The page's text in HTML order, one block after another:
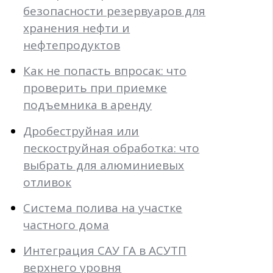
безопасности резервуаров для
хранения нефти и
нефтепродуктов
Как не попасть впросак: что
проверить при приемке
подъемника в аренду
Дробеструйная или
пескоструйная обработка: что
выбрать для алюминиевых
отливок
Система полива на участке
частного дома
Интеграция САУ ГА в АСУТП
верхнего уровня